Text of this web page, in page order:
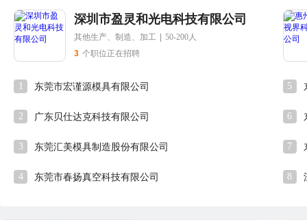
深圳市盈灵和光电科技有限公司
其他生产、制造、加工
50-200人
3 个职位正在招聘
1 东莞市宏谨源模具有限公司
2 广东贝仕达克科技有限公司
3 东莞汇美模具制造股份有限公司
4 东莞市春扬真空科技有限公司
5
6
7
8